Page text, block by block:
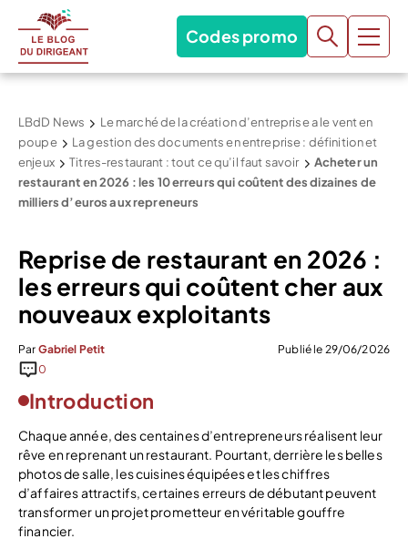
Codes promo
LBdD News
Le marché de la création d’entreprise a le vent en
poupe
La gestion des documents en entreprise : définition et
enjeux
Titres-restaurant : tout ce qu’il faut savoir
Acheter un
restaurant en 2026 : les 10 erreurs qui coûtent des dizaines de
milliers d’euros aux repreneurs
Reprise de restaurant en 2026 :
les erreurs qui coûtent cher aux
nouveaux exploitants
Par Gabriel Petit
Publié le 29/06/2026
0
Introduction
Chaque année, des centaines d’entrepreneurs réalisent leur
rêve en reprenant un restaurant. Pourtant, derrière les belles
photos de salle, les cuisines équipées et les chiffres
d’affaires attractifs, certaines erreurs de débutant peuvent
transformer un projet prometteur en véritable gouffre
financier.